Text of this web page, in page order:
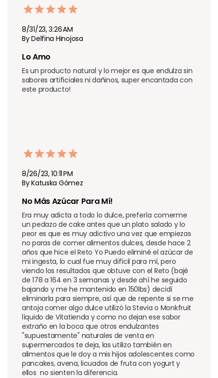
8/31/23, 3:26 AM
By Delfina Hinojosa
Lo Amo
Es un producto natural y lo mejor es que endulza sin
sabores artificiales ni dañinos, super encantada con
este producto!
8/26/23, 10:11 PM
By Katuska Gómez
No Más Azúcar Para Mí!
Era muy adicta a todo lo dulce, prefería comerme
un pedazo de cake antes que un plato salado y lo
peor es que es muy adictivo una vez que empiezas
no paras de comer alimentos dulces, desde hace 2
años que hice el Reto Yo Puedo eliminé el azúcar de
mi ingesta, lo cual fue muy difícil para mí, pero
viendo los resultados que obtuve con el Reto (bajé
de 178 a 164 en 3 semanas y desde ahí he seguido
bajando y me he mantenido en 150lbs) decidí
eliminarla para siempre, así que de repente si se me
antoja comer algo dulce utilizó la Stevia o Monkfruit
líquido de Vitatienda y como no dejan ese sabor
extraño en la boca que otros endulzantes
"supuestamente" naturales de venta en
supermercados te deja, las utilizo también en
alimentos que le doy a mis hijos adolescentes como
pancakes, avena, licuados de fruta con yogurt y
ellos  no sienten la diferencia.